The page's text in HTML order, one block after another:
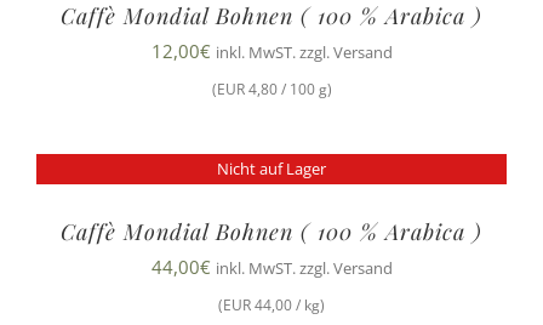
Caffè Mondial Bohnen ( 100 % Arabica )
12,00€ inkl. MwST. zzgl. Versand
(EUR 4,80 / 100 g)
Nicht auf Lager
Caffè Mondial Bohnen ( 100 % Arabica )
44,00€ inkl. MwST. zzgl. Versand
(EUR 44,00 / kg)